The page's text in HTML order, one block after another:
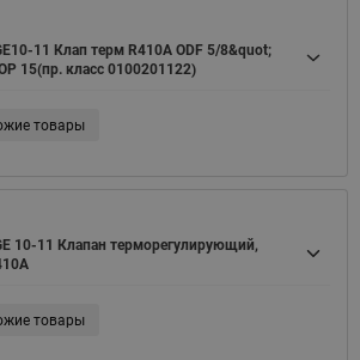
11 Клап терм R410A ODF 5/8&quot;
15(пр. класс 0100201122)
товары
10-11 Клапан терморегулирующий,
товары